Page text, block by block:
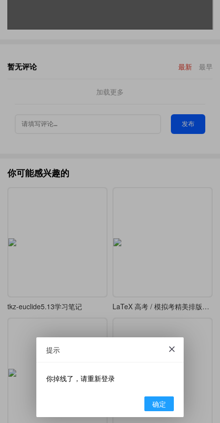
暂无评论 最新 最早
加载更多
发布
你可能感兴趣的
tkz-euclide5.13学习笔记 LaTeX 高考 / 模拟考精美排版模板
提示
你掉线了，请重新登录
确定